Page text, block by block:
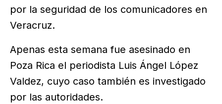
por la seguridad de los comunicadores en
Veracruz.
Apenas esta semana fue asesinado en
Poza Rica el periodista Luis Ángel López
Valdez, cuyo caso también es investigado
por las autoridades.